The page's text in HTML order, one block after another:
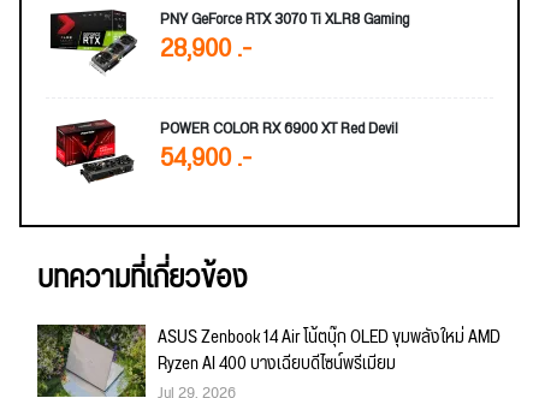
PNY GeForce RTX 3070 Ti XLR8 Gaming
28,900 .-
POWER COLOR RX 6900 XT Red Devil
54,900 .-
บทความที่เกี่ยวข้อง
ASUS Zenbook 14 Air โน้ตบุ๊ก OLED ขุมพลังใหม่ AMD
Ryzen AI 400 บางเฉียบดีไซน์พรีเมียม